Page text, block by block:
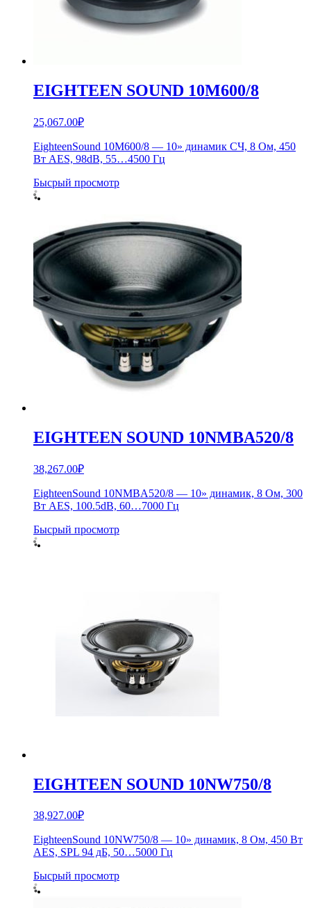
EIGHTEEN SOUND 10M600/8
25,067.00₽
EighteenSound 10M600/8 — 10» динамик СЧ, 8 Ом, 450
Вт AES, 98dB, 55…4500 Гц
Бысрый просмотр
EIGHTEEN SOUND 10NMBA520/8
38,267.00₽
EighteenSound 10NMBA520/8 — 10» динамик, 8 Ом, 300
Вт AES, 100.5dB, 60…7000 Гц
Бысрый просмотр
EIGHTEEN SOUND 10NW750/8
38,927.00₽
EighteenSound 10NW750/8 — 10» динамик, 8 Ом, 450 Вт
AES, SPL 94 дБ, 50…5000 Гц
Бысрый просмотр